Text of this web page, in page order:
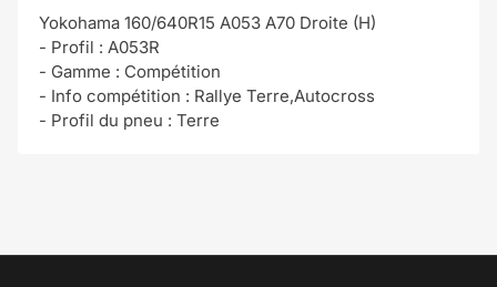
Yokohama 160/640R15 A053 A70 Droite (H)
- Profil : A053R
- Gamme : Compétition
- Info compétition : Rallye Terre,Autocross
- Profil du pneu : Terre